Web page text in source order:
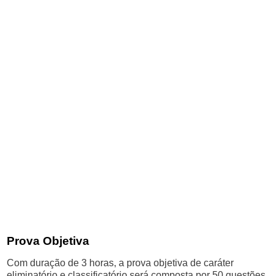
Prova Objetiva
Com duração de 3 horas, a prova objetiva de caráter